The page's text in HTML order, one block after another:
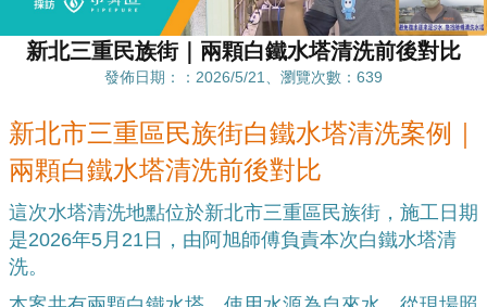
新北三重民族街｜兩顆白鐵水塔清洗前後對比
發佈日期：：2026/5/21、瀏覽次數：639
新北市三重區民族街白鐵水塔清洗案例｜
兩顆白鐵水塔清洗前後對比
這次水塔清洗地點位於新北市三重區民族街，施工日期
是2026年5月21日，由阿旭師傅負責本次白鐵水塔清
洗。